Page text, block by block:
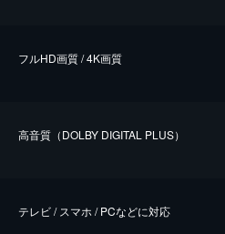
フルHD画質 / 4K画質
⾼⾳質（DOLBY DIGITAL PLUS）
テレビ / スマホ / PCなどに対応